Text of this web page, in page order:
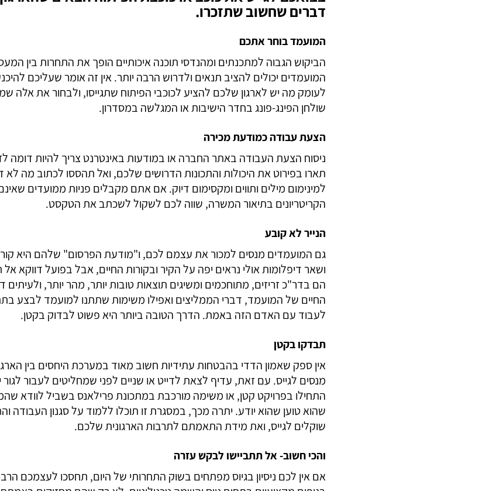
דברים שחשוב שתזכרו.
המועמד בוחר אתכם
הביקוש הגבוה למתכנתים ומהנדסי תוכנה איכותיים הופך את התחרות בין
המועמדים יכולים להציב תנאים ולדרוש הרבה יותר. אין זה אומר שעליכם
לעומק מה יש לארגון שלכם להציע לכוכבי הפיתוח שתגייסו, ולבחור את אלה
שולחן הפינג-פונג בחדר הישיבות או המגלשה במסדרון.
הצעת עבודה כמודעת מכירה
ניסוח הצעת העבודה באתר החברה או במודעות באינטרנט צריך להיות דומה
תארו בפירוט את היכולות והתכונות הדרושים שלכם, ואל תהססו לכתוב מה
למינימום מילים ותווים ומקסימום דיוק. אם אתם מקבלים פניות ממועדים
הקריטריונים בתיאור המשרה, שווה לכם לשקול לשכתב את הטקסט.
הנייר לא קובע
גם המועמדים מנסים למכור את עצמם לכם, ו"מודעת הפרסום" שלהם היא
ושאר דיפלומות אולי נראים יפה על הקיר ובקורות החיים, אבל בפועל דווקא
הם בדר"כ זריזים, מתוחכמים ומשיגים תוצאות טובות יותר, מהר יותר,
החיים של המועמד, דברי הממליצים ואפילו משימות שתתנו למועמד לבצע
לעבוד עם האדם הזה באמת. הדרך הטובה ביותר היא פשוט לבדוק בקטן.
תבדקו בקטן
אין ספק שאמון הדדי בהבטחות עתידיות חשוב מאוד במערכת היחסים בין
מנסים לגייס. עם זאת, עדיף לצאת לדייט או שניים לפני שמחליטים לעבור
התחילו בפרויקט קטן, או משימה מורכבת במתכונת פרילאנס בשביל לוודא
שהוא טוען שהוא יודע. יתרה מכך, במסגרת זו תוכלו ללמוד על סגנון
שוקלים לגייס, ואת מידת התאמתם לתרבות הארגונית שלכם.
והכי חשוב- אל תתביישו לבקש עזרה
אם אין לכם ניסיון בגיוס מפתחים בשוק התחרותי של היום, תחסכו לעצמכם